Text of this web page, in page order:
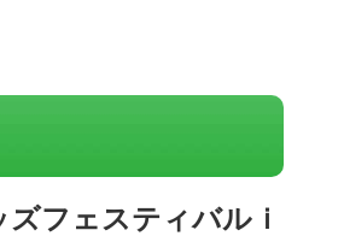
ズフェスティバルｉ